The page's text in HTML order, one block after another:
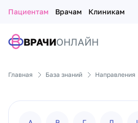
Пациентам Врачам Клиникам
ВРАЧИОНЛАЙН
Главная База знаний Направления